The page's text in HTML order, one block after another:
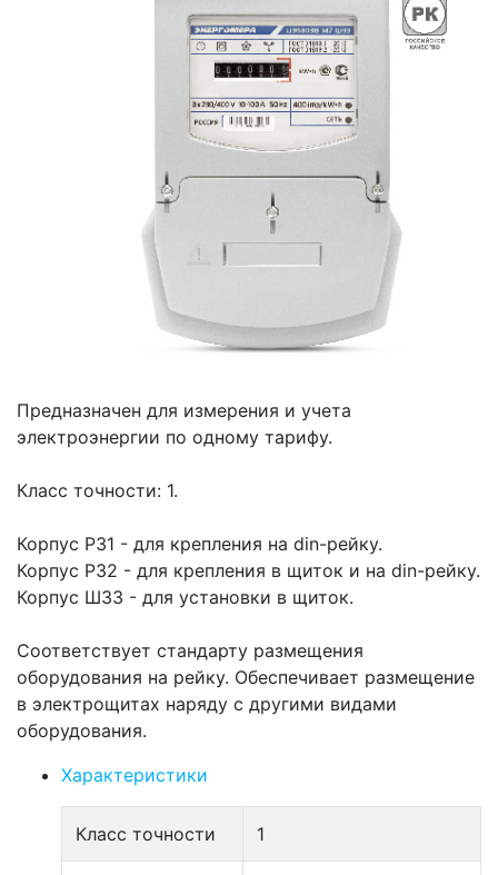
Предназначен для измерения и учета
электроэнергии по одному тарифу.
Класс точности: 1.
Корпус Р31 - для крепления на din-рейку.
Корпус Р32 - для крепления в щиток и на din-рейку.
Корпус Ш33 - для установки в щиток.
Соответствует стандарту размещения
оборудования на рейку. Обеспечивает размещение
в электрощитах наряду с другими видами
оборудования.
Характеристики
Класс точности 1